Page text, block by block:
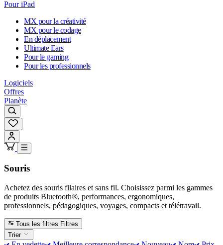
Pour iPad
MX pour la créativité
MX pour le codage
En déplacement
Ultimate Ears
Pour le gaming
Pour les professionnels
Logiciels
Offres
Planète
Souris
Achetez des souris filaires et sans fil. Choisissez parmi les gammes
de produits Bluetooth®, performances, ergonomiques,
professionnels, pédagogiques, voyages, compacts et télétravail.
Tous les filtres Filtres
Trier